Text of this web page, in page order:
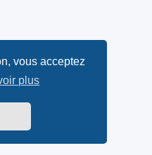
vous acceptez
plus